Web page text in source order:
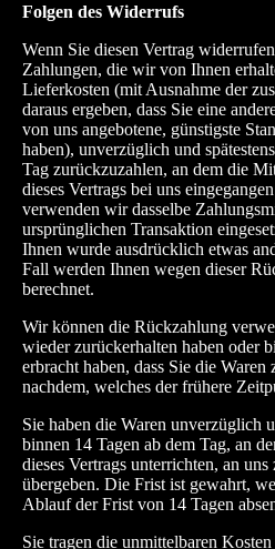
Folgen des Widerrufs
Wenn Sie diesen Vertrag
Zahlungen, die wir von Ihnen
Lieferkosten (mit Ausnahme der
daraus ergeben, dass Sie eine
von uns angebotene, günstigste
haben), unverzüglich und
Tag zurückzuzahlen, an dem die
dieses Vertrags bei uns
verwenden wir dasselbe
ursprünglichen Transaktion
Ihnen wurde ausdrücklich etwas
Fall werden Ihnen wegen dieser
berechnet.
Wir können die Rückzahlung
wieder zurückerhalten haben oder
erbracht haben, dass Sie die Waren
nachdem, welches der frühere
Sie haben die Waren unverzüglich
binnen 14 Tagen ab dem Tag, an
dieses Vertrags unterrichten, an
übergeben. Die Frist ist gewahrt,
Ablauf der Frist von 14 Tagen
Sie tragen die unmittelbaren